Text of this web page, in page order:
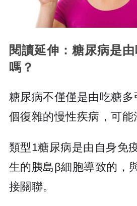
閱讀延伸：糖尿病是
嗎？
糖尿病不僅僅是由吃糖
個復雜的慢性疾病，可能
類型1糖尿病是由自身免
生的胰島β細胞導致的，
接關聯。